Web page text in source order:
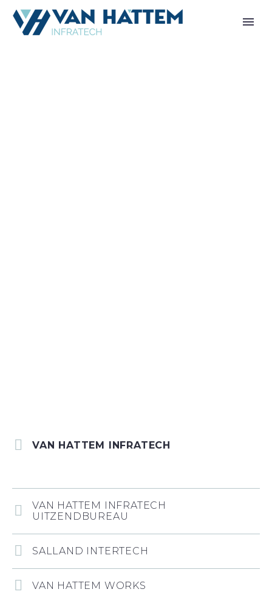
VAN HATTEM INFRATECH
VAN HATTEM INFRATECH
UITZENDBUREAU
SALLAND INTERTECH
VAN HATTEM WORKS